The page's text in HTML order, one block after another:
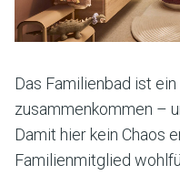
Das Familienbad ist
zusammenkommen –
Damit hier kein Chaos
Familienmitglied